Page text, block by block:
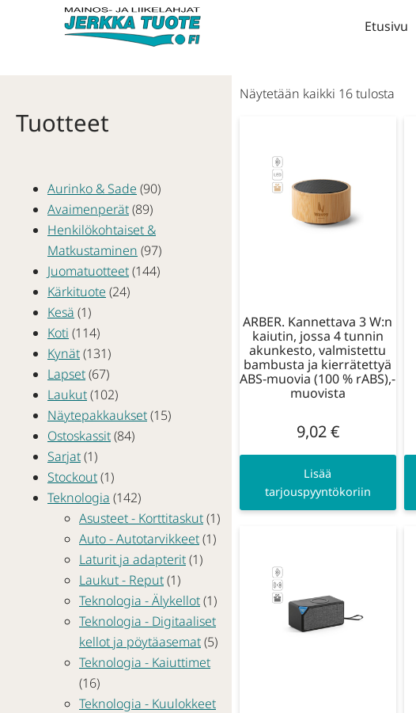
Etusivu
Tuotteet
Aurinko & Sade (90)
Avaimenperät(89)
Henkilökohtaiset &
Matkustaminen (97)
Juomatuotteet(144)
Kärkituote (24)
Kesä (1)
Koti (114)
Kynät(131)
Lapset(67)
Laukut(102)
Näytepakkaukset(15)
Ostoskassit(84)
Sarjat(1)
Stockout(1)
Teknologia (142)
Asusteet - Korttitaskut(1)
Auto - Autotarvikkeet(1)
Laturit ja adapterit(1)
Laukut - Reput(1)
Teknologia - Älykellot(1)
Teknologia - Digitaaliset
kellot ja pöytäasemat(5)
Teknologia - Kaiuttimet
(16)
Teknologia - Kuulokkeet
Näytetään kaikki 16 tulosta
ARBER. Kannettava 3 W:n
kaiutin, jossa 4 tunnin
akunkesto, valmistettu
bambusta ja kierrätettyä
ABS-muovia (100 % rABS),-
muovista
9,02€
Lisää
tarjouspyyntökoriin